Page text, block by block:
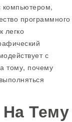
компьютером,
программного
легко
с
тому, почему
Тему